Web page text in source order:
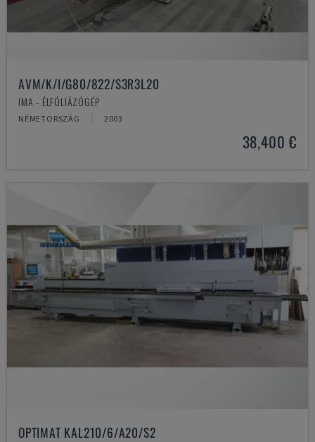
AVM/K/I/G80/822/S3R3L20
IMA - ÉLFÓLIÁZÓGÉP
NÉMETORSZÁG 2003
38,400 €
OPTIMAT KAL210/6/A20/S2